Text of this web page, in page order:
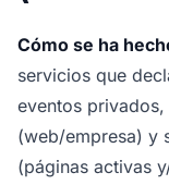
Cómo se ha
servicios que
eventos
(web/empresa) y
(páginas activas